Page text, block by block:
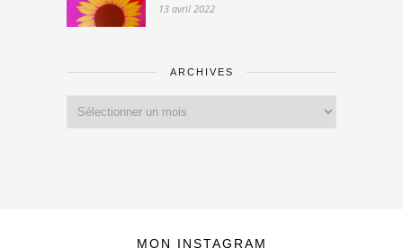
13 avril 2022
ARCHIVES
MON INSTAGRAM